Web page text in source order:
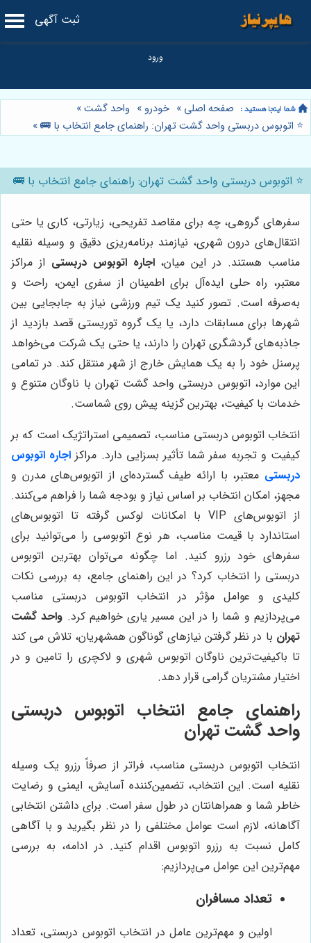
ثبت آگهی
صفحه اصلی » خودرو » واحد گشت»
⭐️ اتوبوس دربستی واحد گشت تهران: راهنمای جامع انتخاب با 🚌»
⭐️ اتوبوس دربستی واحد گشت تهران: راهنمای جامع انتخاب با 🚌
سفرهای گروهی، چه برای مقاصد تفریحی، زیارتی، کاری یا حتی
انتقال‌های درون شهری، نیازمند برنامه‌ریزی دقیق و وسیله نقلیه
مناسب هستند. در این میان،اجاره اتوبوس دربستی از مراکز
معتبر، راه حلی ایده‌آل برای اطمینان از سفری ایمن، راحت و
به‌صرفه است. تصور کنید یک تیم ورزشی نیاز به جابجایی بین
شهرها برای مسابقات دارد، یا یک گروه توریستی قصد بازدید از
جاذبه‌های گردشگری تهران را دارند، یا حتی یک شرکت می‌خواهد
پرسنل خود را به یک همایش خارج از شهر منتقل کند. در تمامی
این موارد، اتوبوس دربستی واحد گشت تهران با ناوگان متنوع و
خدمات با کیفیت، بهترین گزینه پیش روی شماست.
انتخاب اتوبوس دربستی مناسب، تصمیمی استراتژیک است که بر
کیفیت و تجربه سفر شما تأثیر بسزایی دارد. مراکز اجاره اتوبوس
دربستی معتبر، با ارائه طیف گسترده‌ای از اتوبوس‌های مدرن و
مجهز، امکان انتخاب بر اساس نیاز و بودجه شما را فراهم می‌کنند.
از اتوبوس‌های VIP با امکانات لوکس گرفته تا اتوبوس‌های
استاندارد با قیمت مناسب، هر نوع اتوبوسی را می‌توانید برای
سفرهای خود رزرو کنید. اما چگونه می‌توان بهترین اتوبوس
دربستی را انتخاب کرد؟ در این راهنمای جامع، به بررسی نکات
کلیدی و عوامل مؤثر در انتخاب اتوبوس دربستی مناسب
می‌پردازیم و شما را در این مسیر یاری خواهیم کرد. واحد گشت
تهران با در نظر گرفتن نیازهای گوناگون همشهریان، تلاش می کند
تا باکیفیت‌ترین ناوگان اتوبوس شهری و لاکچری را تامین و در
اختیار مشتریان گرامی قرار دهد.
راهنمای جامع انتخاب اتوبوس دربستی
واحد گشت تهران
انتخاب اتوبوس دربستی مناسب، فراتر از صرفاً رزرو یک وسیله
نقلیه است. این انتخاب، تضمین‌کننده آسایش، ایمنی و رضایت
خاطر شما و همراهانتان در طول سفر است. برای داشتن انتخابی
آگاهانه، لازم است عوامل مختلفی را در نظر بگیرید و با آگاهی
کامل نسبت به رزرو اتوبوس اقدام کنید. در ادامه، به بررسی
مهم‌ترین این عوامل می‌پردازیم:
تعداد مسافران
اولین و مهم‌ترین عامل در انتخاب اتوبوس دربستی، تعداد